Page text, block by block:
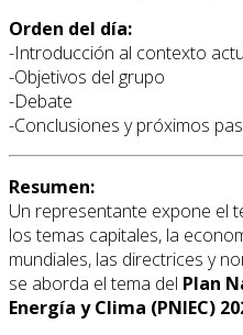
Orden del día:
-Introducción al contexto
-Objetivos del grupo
-Debate
-Conclusiones y próximos
Resumen:
Un representante expone el
los temas capitales, la
mundiales, las directrices y
se aborda el tema del Plan
Energía y Clima (PNIEC)